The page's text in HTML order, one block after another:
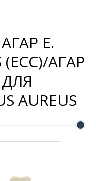
E.
(ECC)/АГАР
AUREUS